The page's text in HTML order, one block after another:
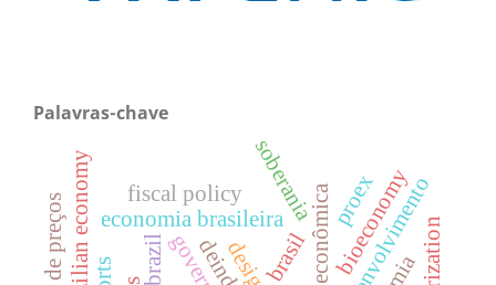
Palavras-chave
economia brasileira
brazilian economy soberania
brasil desenvolvimento
bioeconomy
brazil
fiscal policy proex